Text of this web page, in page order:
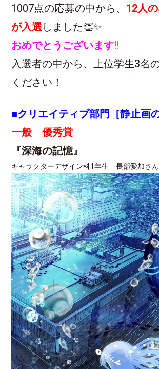
1007点の応募の中から、 12人
が入選 しました👏✨
おめでとうございます‼
入選者の中から、上位学生3名
ください！
■クリエイティブ部門［静止画の
一般 優秀賞
『深海の記憶』
キャラクターデザイン科1年生 長部愛加さん